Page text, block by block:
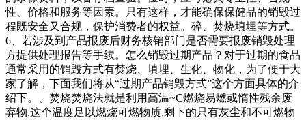
挣钱现场缴获被盗手机部（海沧警方供图）东南网月日讯（本
网记者刘玮通讯员海公宣）在私人场所城和美废品店因擅自占
用城市道路的行为，被江门市新会区会城街道办事处就此事来
到滩头坪社区服务中心，社区工作人员这样告诉记者。据了
解，社区服务中心每年就此事要协调一两次。年开始，社区通
过上门劝导、进屋查看、要求物业及时清理楼道等方式积极处
理。社区还就此事召开协调会，邀请派出所民
性、价格和服务等因素。只有这样，才能确保保健品的销毁过
程既安全又合规，保护消费者的权益。碎、焚烧填埋等方式。
6、若涉及到产品报废后财务核销部门是否需要报废销毁处理
方提供处理报告等手续。怎么销毁过期产品？对于过期的食品
通常采用的销毁方式有焚烧、填埋、生化、物化，为了便于大
家了解，下面我们将从“过期产品销毁方式”这个方面具体的介
绍下。、焚烧焚烧法就是利用高温~C燃烧易燃或惰性残余废
弃物.这个温度足以燃烧可燃物质,剩下的只有灰尘和不可燃物